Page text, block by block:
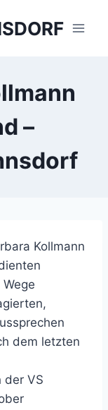
–
Kollmann
dem letzten
der VS